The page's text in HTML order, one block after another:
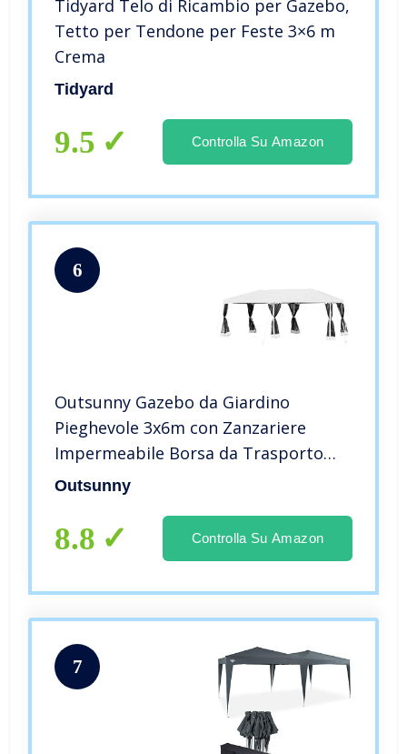
Tidyard Telo di Ricambio per Gazebo,
Tetto per Tendone per Feste 3×6 m
Crema
Tidyard
9.5 Controlla Su Amazon
6
Outsunny Gazebo da Giardino
Pieghevole 3x6m con Zanzariere
Impermeabile Borsa da Trasporto
Montaggio Facile Tessuto Oxford
Outsunny
8.8 Controlla Su Amazon
7